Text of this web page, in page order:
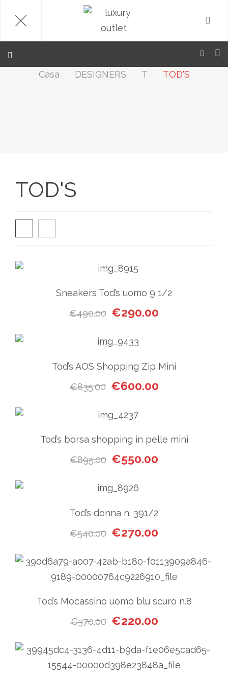
.
Casa DESIGNERS T TOD'S
TOD'S
Sneakers Tod’s uomo 9 1/2
€490.00 Il prezzo originale era:
€290.00
Tod’s AOS Shopping Zip Mini
€835.00 Il prezzo originale era:
€600.00Il prezzo
Tod’s borsa shopping in pelle mini
€895.00 Il prezzo originale era:
€550.00
Tod’s donna n. 391/2
€540.00 Il prezzo originale era:
€270.00
Tod’s Mocassino uomo blu scuro n.8
€370.00 Il prezzo originale era:
€220.00Il prezzo